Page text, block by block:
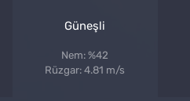
Güneşli
Nem: %42
Rüzgar: 4.81 m/s